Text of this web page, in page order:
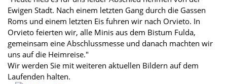
Ewigen Stadt. Nach einem letzten Gang durch die Gassen
Roms und einem letzten Eis fuhren wir nach Orvieto. In
Orvieto feierten wir, alle Minis aus dem Bistum Fulda,
gemeinsam eine Abschlussmesse und danach machten wir
uns auf die Heimreise."
Wir werden Sie mit weiteren aktuellen Bildern auf dem
Laufenden halten.